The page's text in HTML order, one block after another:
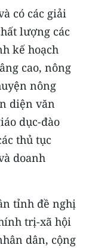
có các giải
lượng các
kế hoạch
cao, nông
nông
diện văn
dục-đào
thủ tục
doanh
tỉnh đề nghị
trị-xã hội
dân, cộng